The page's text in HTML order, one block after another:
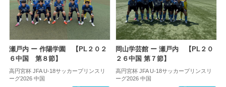
瀬戸内 ー 作陽学園 【PL２０２
６中国 第８節】
高円宮杯 JFA U-18サッカープリンスリ
ーグ2026 中国
岡山学芸館 ー 瀬戸内 【PL２０
２６中国 第７節】
高円宮杯 JFA U-18サッカープリンスリ
ーグ2026 中国